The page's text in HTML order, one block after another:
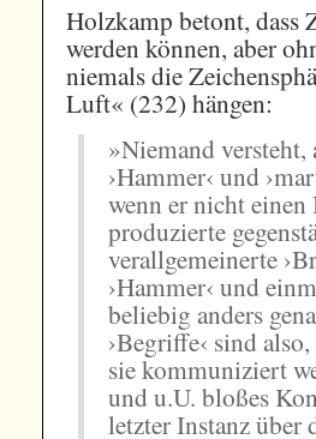
Holzkamp betont, dass
werden können, aber
niemals die
Luft« (232) hängen:
»Niemand
›Hammer‹ und
wenn er nicht
produzierte
verallgemeinerte
›Hammer‹ und
beliebig anders
›Begriffe‹ sind
sie kommuniziert
und u.U. bloßes
letzter Instanz über